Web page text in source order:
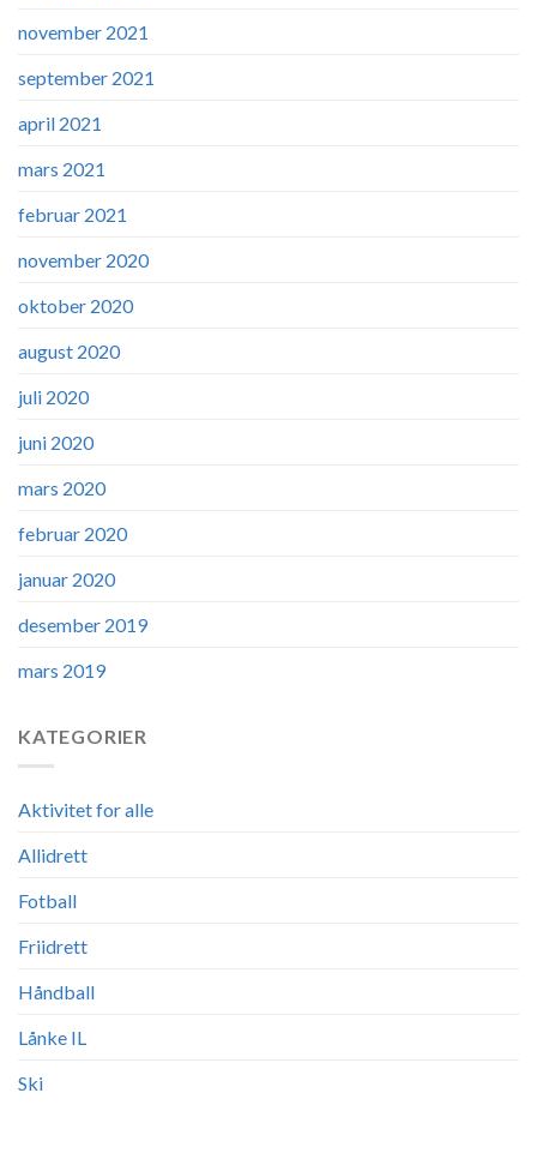
november 2021
september 2021
april 2021
mars 2021
februar 2021
november 2020
oktober 2020
august 2020
juli 2020
juni 2020
mars 2020
februar 2020
januar 2020
desember 2019
mars 2019
KATEGORIER
Aktivitet for alle
Allidrett
Fotball
Friidrett
Håndball
Lånke IL
Ski